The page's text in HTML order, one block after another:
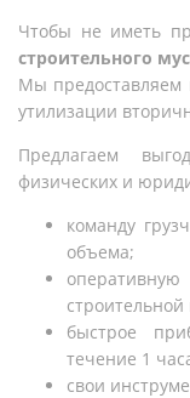
Чтобы не иметь
строительного
Мы предоставляем
утилизации
Предлагаем
физических и
команду
объема;
быстрое
течение 1
свои